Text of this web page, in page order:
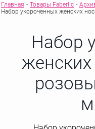
Главная - Товары Faberlic -
Набор укороченных женских
Набор
женских